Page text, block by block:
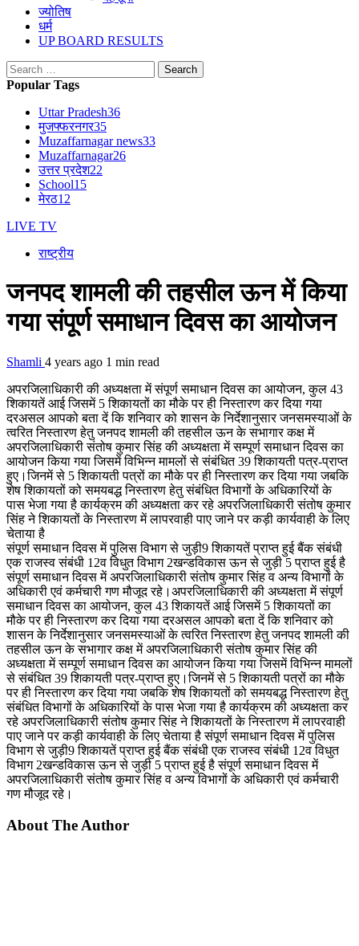
ज्योतिष
धर्म
UP BOARD RESULTS
Search
for:
Popular Tags
Uttar Pradesh36
मुजफ्फरनगर35
Muzaffarnagar news33
Muzaffarnagar26
उत्तर प्रदेश22
School15
मेरठ12
LIVE TV
राष्ट्रीय
जनपद शामली की तहसील ऊन में किया
गया संपूर्ण समाधान दिवस का आयोजन
Shamli 4 years ago 1 min read
अपरजिलाधिकारी की अध्यक्षता में संपूर्ण समाधान दिवस का आयोजन, कुल 43
शिकायतें आई जिसमें 5 शिकायतों का मौके पर ही निस्तारण कर दिया गया
दरअसल आपको बता दें कि शनिवार को शासन के निर्देशानुसार जनसमस्याओं के
त्वरित निस्तारण हेतु जनपद शामली की तहसील ऊन के सभागार कक्ष में
अपरजिलाधिकारी संतोष कुमार सिंह की अध्यक्षता में सम्पूर्ण समाधान दिवस का
आयोजन किया गया जिसमें विभिन्न मामलों से संबंधित 39 शिकायती पत्र-प्राप्त
हुए।जिनमें से 5 शिकायती पत्रों का मौके पर ही निस्तारण कर दिया गया जबकि
शेष शिकायतों को समयबद्ध निस्तारण हेतु संबंधित विभागों के अधिकारियों के
पास भेजा गया है कार्यक्रम की अध्यक्षता कर रहे अपरजिलाधिकारी संतोष कुमार
सिंह ने शिकायतों के निस्तारण में लापरवाही पाए जाने पर कड़ी कार्यवाही के लिए
चेताया है
संपूर्ण समाधान दिवस में पुलिस विभाग से जुड़ी9 शिकायतें प्राप्त हुई बैंक संबंधी
एक राजस्व संबंधी 12व विधुत विभाग 2खन्डविकास ऊन से जुड़ी 5 प्राप्त हुई है
संपूर्ण समाधान दिवस में अपरजिलाधिकारी संतोष कुमार सिंह व अन्य विभागों के
अधिकारी एवं कर्मचारी गण मौजूद रहे।अपरजिलाधिकारी की अध्यक्षता में संपूर्ण
समाधान दिवस का आयोजन, कुल 43 शिकायतें आई जिसमें 5 शिकायतों का
मौके पर ही निस्तारण कर दिया गया दरअसल आपको बता दें कि शनिवार को
शासन के निर्देशानुसार जनसमस्याओं के त्वरित निस्तारण हेतु जनपद शामली की
तहसील ऊन के सभागार कक्ष में अपरजिलाधिकारी संतोष कुमार सिंह की
अध्यक्षता में सम्पूर्ण समाधान दिवस का आयोजन किया गया जिसमें विभिन्न मामलों
से संबंधित 39 शिकायती पत्र-प्राप्त हुए।जिनमें से 5 शिकायती पत्रों का मौके
पर ही निस्तारण कर दिया गया जबकि शेष शिकायतों को समयबद्ध निस्तारण हेतु
संबंधित विभागों के अधिकारियों के पास भेजा गया है कार्यक्रम की अध्यक्षता कर
रहे अपरजिलाधिकारी संतोष कुमार सिंह ने शिकायतों के निस्तारण में लापरवाही
पाए जाने पर कड़ी कार्यवाही के लिए चेताया है संपूर्ण समाधान दिवस में पुलिस
विभाग से जुड़ी9 शिकायतें प्राप्त हुई बैंक संबंधी एक राजस्व संबंधी 12व विधुत
विभाग 2खन्डविकास ऊन से जुड़ी 5 प्राप्त हुई है संपूर्ण समाधान दिवस में
अपरजिलाधिकारी संतोष कुमार सिंह व अन्य विभागों के अधिकारी एवं कर्मचारी
गण मौजूद रहे।
About The Author